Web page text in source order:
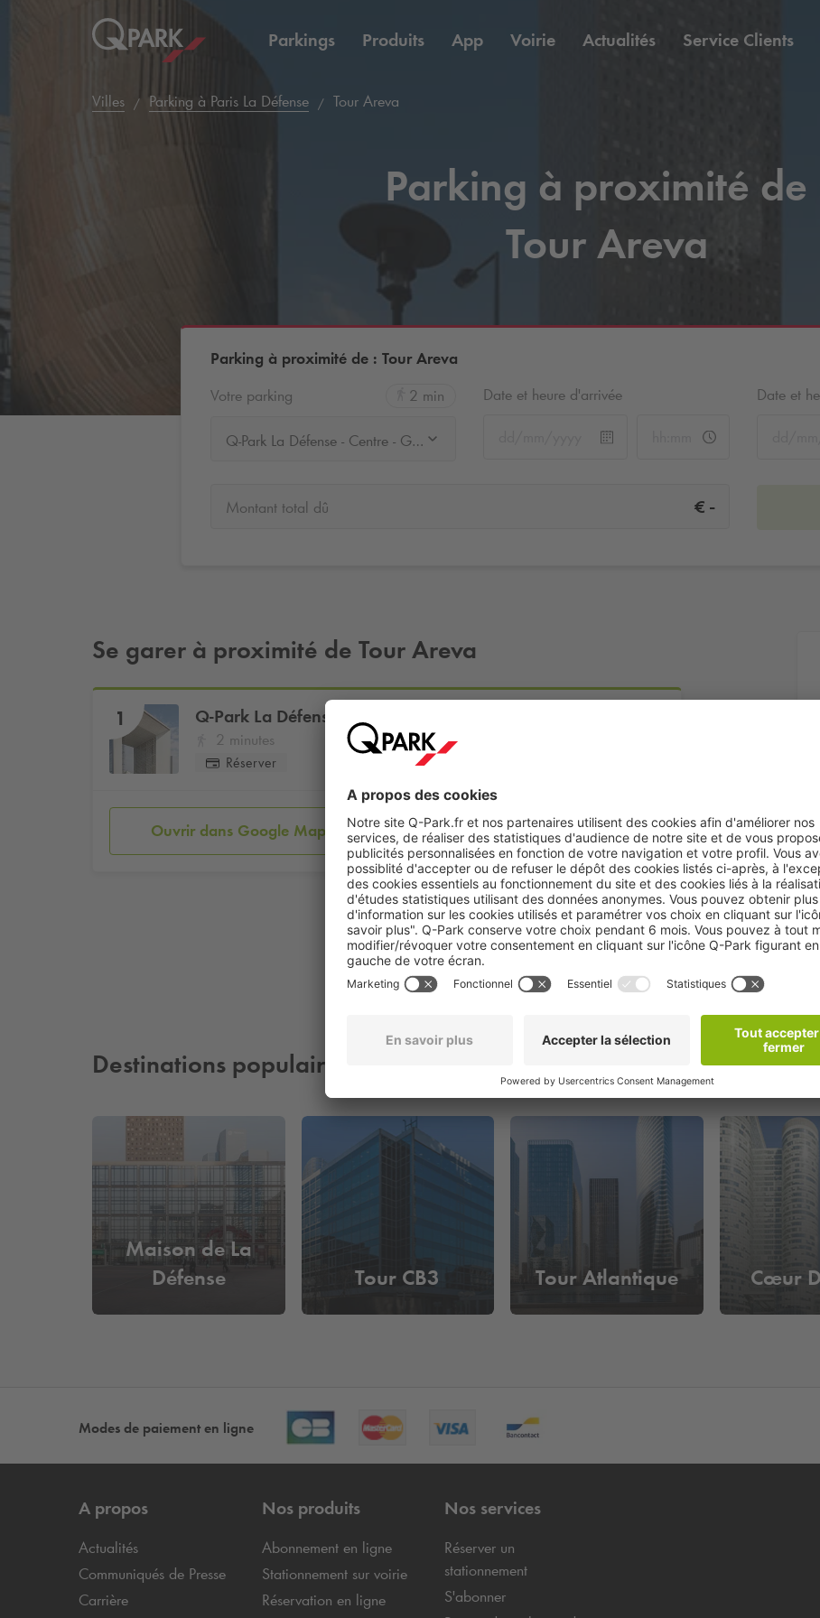
Parkings Produits App Voirie Actualités Service Clients
Villes Parking à Paris La Défense Tour Areva
Parking à proximité de
Tour Areva
Parking à proximité de : Tour Areva
Votre parking
2 min
Q-Park La Défense - Centre - Grande Arche
Date et heure d'arrivée Date et
Montant total dû € -
Se garer à proximité de Tour Areva
1 Q-Park La Défense - Centre - Grande Arche
2 minutes
Réserver
Ouvrir dans Google Maps Réserver
Destinations populaires à proximité
Maison de La
Défense
Tour CB3 Tour Atlantique Cœur
Modes de paiement en ligne
A propos
Actualités
Communiqués de Presse
Carrière
Nos produits
Abonnement en ligne
Stationnement sur voirie
Réservation en ligne
Nos services
Réserver un
stationnement
S'abonner